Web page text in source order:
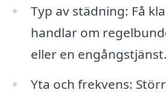
Typ av städning: Få
handlar om
eller en engångstjänst.
Yta och frekvens: